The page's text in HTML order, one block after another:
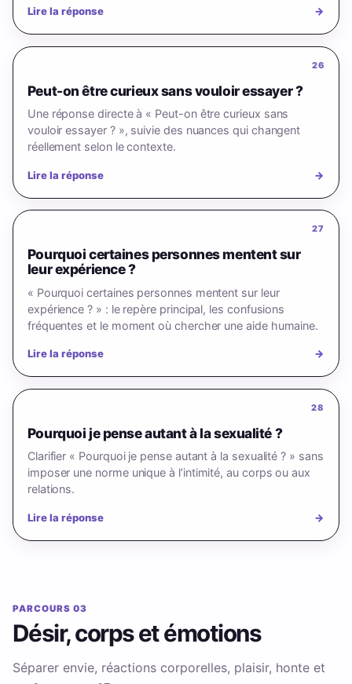
Lire la réponse →
26
Peut-on être curieux sans vouloir essayer ?
Une réponse directe à « Peut-on être curieux sans
vouloir essayer ? », suivie des nuances qui changent
réellement selon le contexte.
Lire la réponse →
27
Pourquoi certaines personnes mentent sur
leur expérience ?
« Pourquoi certaines personnes mentent sur leur
expérience ? » : le repère principal, les confusions
fréquentes et le moment où chercher une aide humaine.
Lire la réponse →
28
Pourquoi je pense autant à la sexualité ?
Clarifier « Pourquoi je pense autant à la sexualité ? » sans
imposer une norme unique à l’intimité, au corps ou aux
relations.
Lire la réponse →
PARCOURS 03
Désir, corps et émotions
Séparer envie, réactions corporelles, plaisir, honte et